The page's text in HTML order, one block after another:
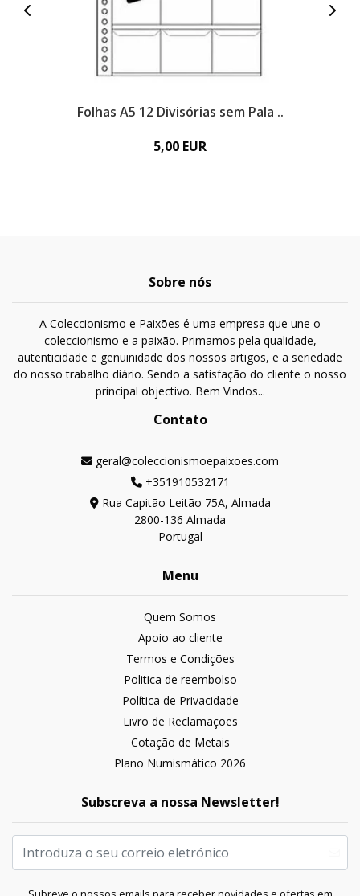
Folhas A5 12 Divisórias sem Pala ..
5,00 EUR
Sobre nós
A Coleccionismo e Paixões é uma empresa que une o
coleccionismo e a paixão. Primamos pela qualidade,
autenticidade e genuinidade dos nossos artigos, e a seriedade
do nosso trabalho diário. Sendo a satisfação do cliente o nosso
principal objectivo. Bem Vindos...
Contato
geral@coleccionismoepaixoes.com
+351910532171
Rua Capitão Leitão 75A, Almada
2800-136 Almada
Portugal
Menu
Quem Somos
Apoio ao cliente
Termos e Condições
Politica de reembolso
Política de Privacidade
Livro de Reclamações
Cotação de Metais
Plano Numismático 2026
Subscreva a nossa Newsletter!